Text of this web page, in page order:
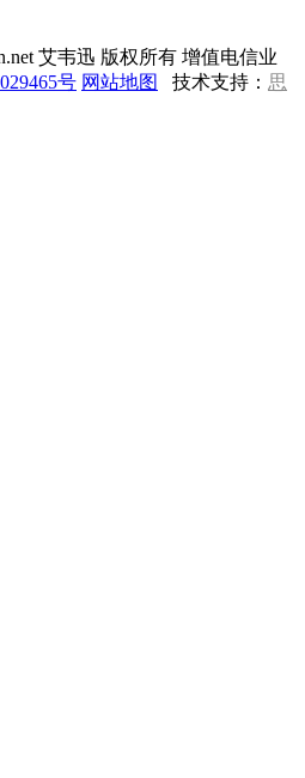
艾韦迅 版权所有 增值电信业
号 网站地图 技术支持： 思